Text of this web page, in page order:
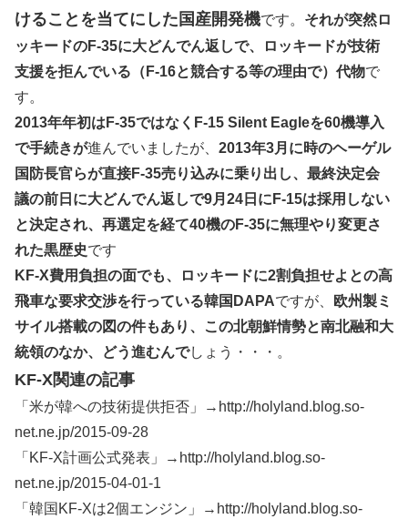
けることを当てにした国産開発機です。 それが突然ロ
ッキードのF-35に大どんでん返しで、ロッキードが技術
支援を拒んでいる（F-16と競合する等の理由で）代物で
す。
2013年年初はF-35ではなくF-15 Silent Eagleを60機導入
で手続きが進んでいましたが、 2013年3月に時のヘーゲル
国防長官らが直接F-35売り込みに乗り出し、最終決定会
議の前日に大どんでん返しで9月24日にF-15は採用しない
と決定され、再選定を経て40機のF-35に無理やり変更さ
れた黒歴史です
KF-X費用負担の面でも、ロッキードに2割負担せよとの高
飛車な要求交渉を行っている韓国DAPAですが、
欧州製ミ
サイル搭載の図の件もあり、この北朝鮮情勢と南北融和大
統領のなか、どう進むんでしょう・・・。
KF-X関連の記事
「米が韓への技術提供拒否」→http://holyland.blog.so-
net.ne.jp/2015-09-28
「KF-X計画公式発表」→http://holyland.blog.so-
net.ne.jp/2015-04-01-1
「韓国KF-Xは2個エンジン」→http://holyland.blog.so-